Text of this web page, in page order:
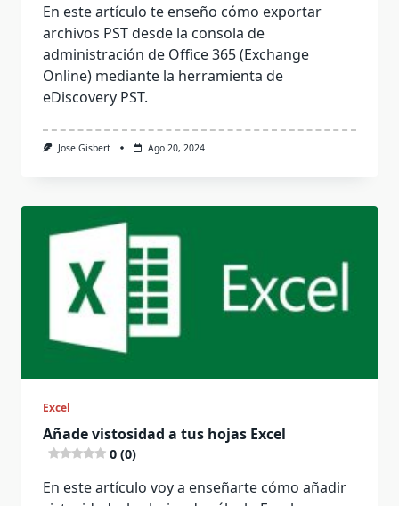
En este artículo te enseño cómo exportar
archivos PST desde la consola de
administración de Office 365 (Exchange
Online) mediante la herramienta de
eDiscovery PST.
Jose Gisbert Ago 20, 2024
Excel
Añade vistosidad a tus hojas Excel
0 (0)
En este artículo voy a enseñarte cómo añadir